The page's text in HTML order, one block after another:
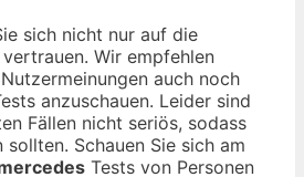
sich nicht nur auf die
Wir empfehlen
auch noch
anzuschauen. Leider sind
Fällen nicht seriös, sodass
sollten. Schauen Sie sich am
Tests von Personen